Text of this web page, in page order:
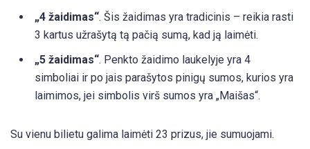
„4 žaidimas“. Šis žaidimas yra tradicinis – reikia rasti
3 kartus užrašytą tą pačią sumą, kad ją laimėti.
„5 žaidimas“. Penkto žaidimo laukelyje yra 4
simboliai ir po jais parašytos pinigų sumos, kurios yra
laimimos, jei simbolis virš sumos yra „Maišas“.
Su vienu bilietu galima laimėti 23 prizus, jie sumuojami.